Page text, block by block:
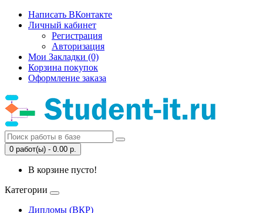
Написать ВКонтакте
Личный кабинет
Регистрация
Авторизация
Мои Закладки (0)
Корзина покупок
Оформление заказа
0 работ(ы) - 0.00 р.
В корзине пусто!
Категории
Дипломы (ВКР)